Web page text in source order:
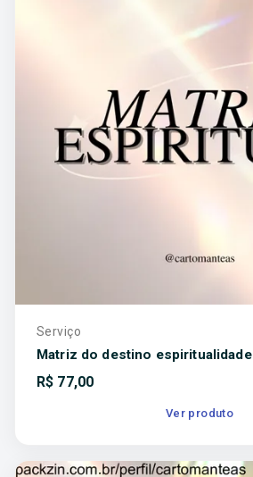
Serviço
Matriz do destino espiritualidade
R$ 77,00
Ver produto